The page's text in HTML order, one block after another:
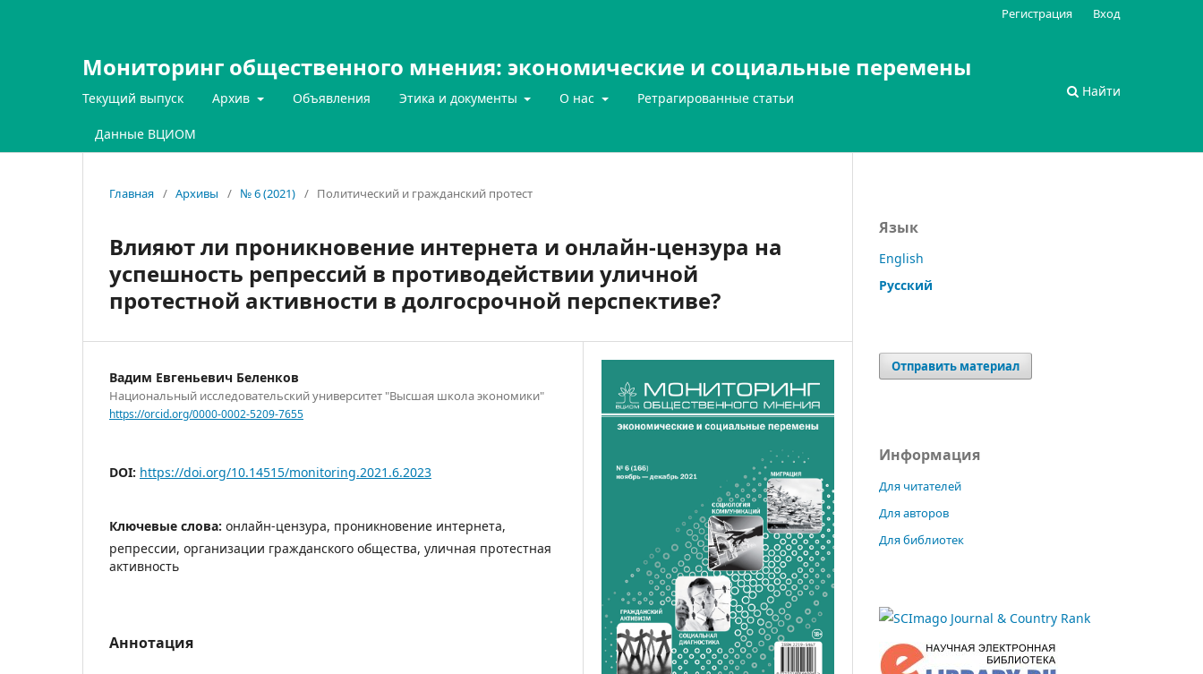
Мониторинг общественного мнения: экономические и социальные перемены
Текущий выпуск Архив Объявления Этика и документы О нас Ретрагированные статьи
Данные ВЦИОМ
Найти
Регистрация Вход
Главная / Архивы / № 6 (2021) / Политический и гражданский протест
Влияют ли проникновение интернета и онлайн-цензура на
успешность репрессий в противодействии уличной
протестной активности в долгосрочной перспективе?
Вадим Евгеньевич Беленков
Национальный исследовательский университет "Высшая школа экономики"
https://orcid.org/0000-0002-5209-7655
DOI: https://doi.org/10.14515/monitoring.2021.6.2023
Ключевые слова: онлайн-цензура, проникновение интернета,
репрессии, организации гражданского общества, уличная протестная
активность
Аннотация
Язык
English
Русский
Отправить материал
Информация
Для читателей
Для авторов
Для библиотек